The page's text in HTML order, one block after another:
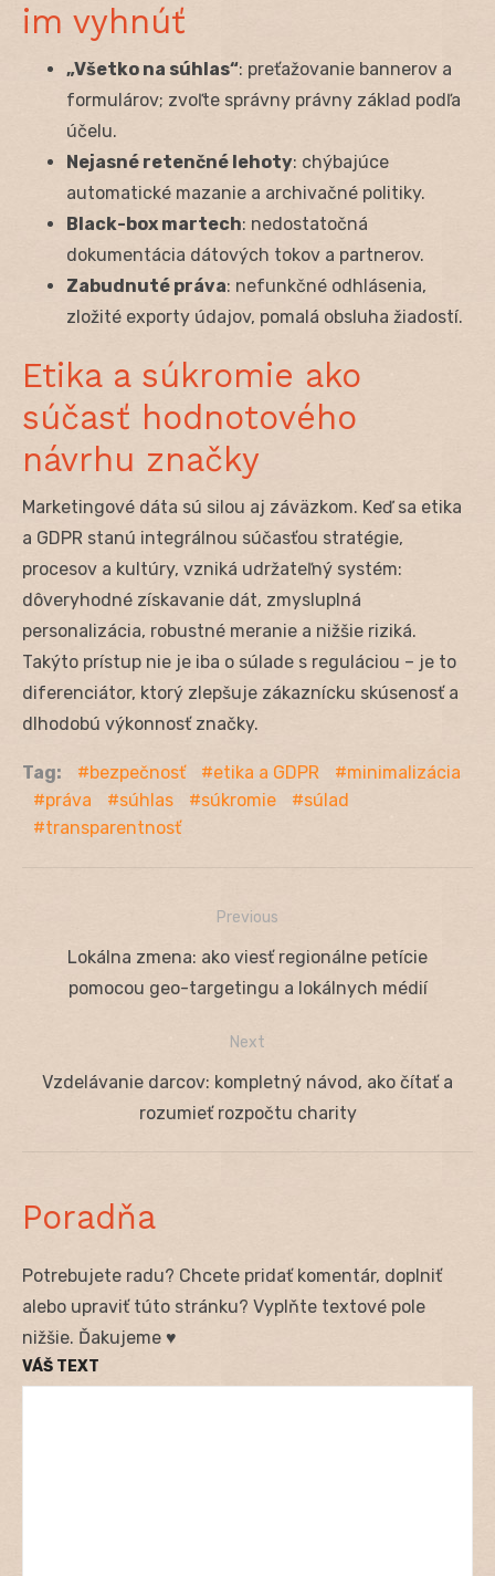
im vyhnúť
„Všetko na súhlas“: preťažovanie bannerov a
formulárov; zvoľte správny právny základ podľa
účelu.
Nejasné retenčné lehoty: chýbajúce
automatické mazanie a archivačné politiky.
Black-box martech: nedostatočná
dokumentácia dátových tokov a partnerov.
Zabudnuté práva: nefunkčné odhlásenia,
zložité exporty údajov, pomalá obsluha žiadostí.
Etika a súkromie ako
súčasť hodnotového
návrhu značky
Marketingové dáta sú silou aj záväzkom. Keď sa etika
a GDPR stanú integrálnou súčasťou stratégie,
procesov a kultúry, vzniká udržateľný systém:
dôveryhodné získavanie dát, zmysluplná
personalizácia, robustné meranie a nižšie riziká.
Takýto prístup nie je iba o súlade s reguláciou – je to
diferenciátor, ktorý zlepšuje zákaznícku skúsenosť a
dlhodobú výkonnosť značky.
Tag: bezpečnosť etika a GDPR
minimalizácia
práva
súhlas súkromie
súlad
transparentnosť
Navigácia
Previous
Previous
post:
Lokálna zmena: ako viesť regionálne petície
pomocou geo-targetingu a lokálnych médií
Next
Next
Vzdelávanie darcov: kompletný návod, ako čítať a
rozumieť rozpočtu charity
Poradňa
Potrebujete radu? Chcete pridať komentár, doplniť
alebo upraviť túto stránku? Vyplňte textové pole
nižšie. Ďakujeme ♥
VÁŠ TEXT